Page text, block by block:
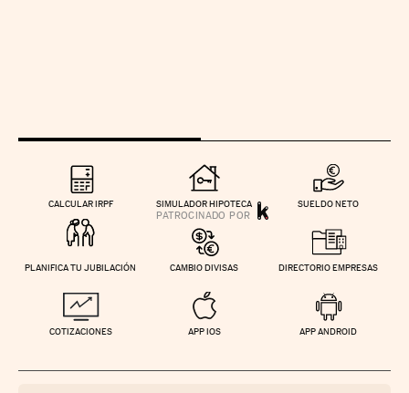
CALCULAR IRPF SIMULADOR HIPOTECA SUELDO NETO
PLANIFICA TU JUBILACIÓN CAMBIO DIVISAS DIRECTORIO EMPRESAS
COTIZACIONES APP IOS APP ANDROID